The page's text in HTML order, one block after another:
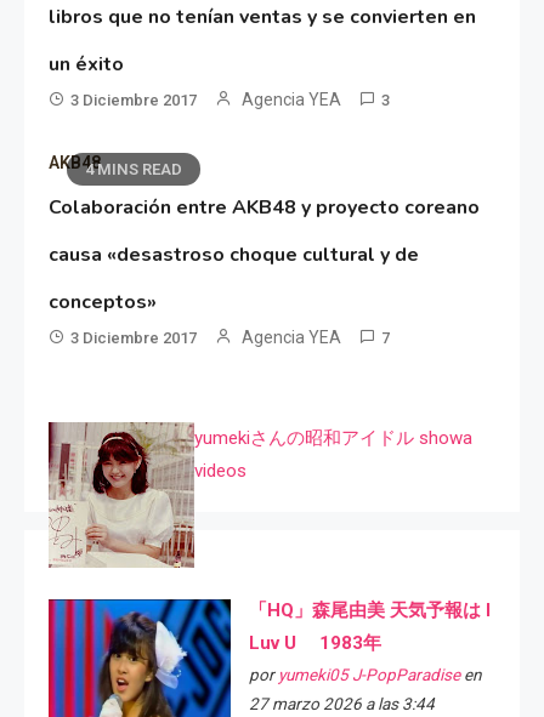
libros que no tenían ventas y se convierten en
un éxito
3 Diciembre 2017 Agencia YEA 3
4 MINS READ
AKB48
Colaboración entre AKB48 y proyecto coreano
causa «desastroso choque cultural y de
conceptos»
3 Diciembre 2017 Agencia YEA 7
yumekiさんの昭和アイドル showa
videos
「HQ」森尾由美 天気予報は I
Luv U 1983年
por yumeki05 J-PopParadiseen
27 marzo 2026 a las 3:44